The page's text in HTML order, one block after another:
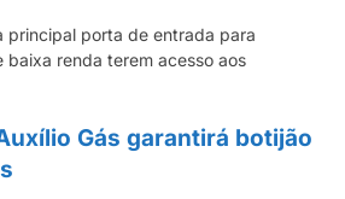
principal porta de entrada para
baixa renda terem acesso aos
Gás garantirá botijão